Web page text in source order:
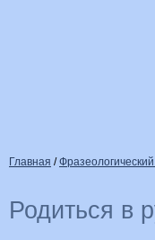
Главная /
Родиться в